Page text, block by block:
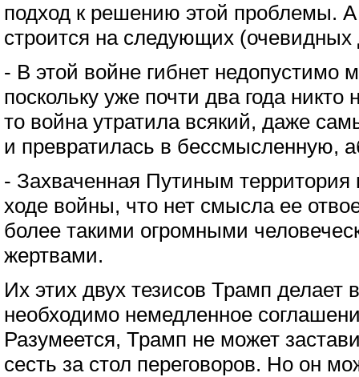
подход к решению этой проблемы.
строится на следующих (очевидных
- В этой войне гибнет недопустимо
поскольку уже почти два года никто
то война утратила всякий, даже
и превратилась в бессмысленную,
- Захваченная Путиным территория
ходе войны, что нет смысла ее
более такими огромными
жертвами.
Их этих двух тезисов Трамп делает
необходимо немедленное
Разумеется, Трамп не может
сесть за стол переговоров. Но он